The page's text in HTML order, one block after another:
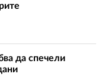
да спечели